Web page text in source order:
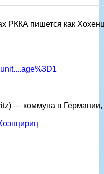
РККА пишется как
— коммуна в Германии,